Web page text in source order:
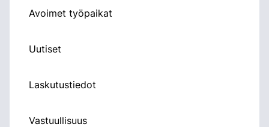
Avoimet työpaikat
Uutiset
Laskutustiedot
Vastuullisuus